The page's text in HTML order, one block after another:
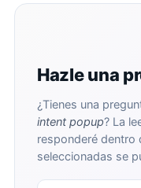
Hazle una
¿Tienes una
intent popup? La
responderé dentro
seleccionadas se